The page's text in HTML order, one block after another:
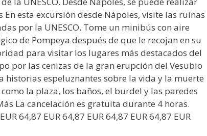
esta excursión desde Nápoles, visite las ruinas
por la UNESCO. Tome un minibús con aire
de Pompeya después de que le recojan en su
para visitar los lugares más destacados del
por las cenizas de la gran erupción del Vesubio
historias espeluznantes sobre la vida y la muerte
la plaza, los baños, el burdel y las paredes
La cancelación es gratuita durante 4 horas.
64,87 EUR 64,87 EUR 64,87 EUR 64,87 EUR